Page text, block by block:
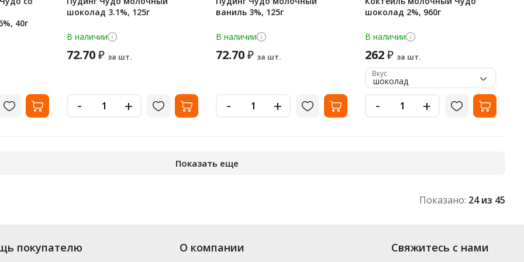
40г
шоколад 3.1%, 125г
В наличии
72.70₽ за шт.
- +
ваниль 3%, 125г
В наличии
72.70₽ за шт.
- +
шоколад 2%, 960г
В наличии
262₽ за шт.
Вкус
шоколад
- +
Показать еще
Показано: 24из 45
«Офисная Служба» большой выбор: в наличии более 45 видов от популярных производителей, включая новинки. Вы можете выбрать
Доставим по Санкт-Петербургу (от 3000 рублей - бесплатно), а также в Москву и другие регионы России – партнерской транспортной
покупателю О компании Свяжитесь с нами